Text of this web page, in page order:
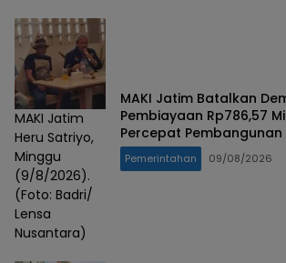
MAKI Jatim
Heru Satriyo,
Minggu
(9/8/2026).
(Foto: Badri/
Lensa
Nusantara)
MAKI Jatim Batalkan
Pembiayaan Rp786,57
Percepat
Pemerintahan 09/08/2026